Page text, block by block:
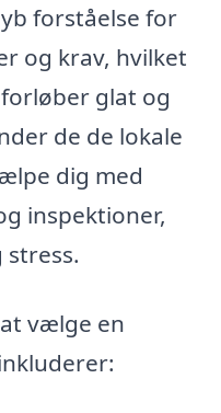
forståelse for
og krav, hvilket
glat og
de de lokale
dig med
inspektioner,
vælge en